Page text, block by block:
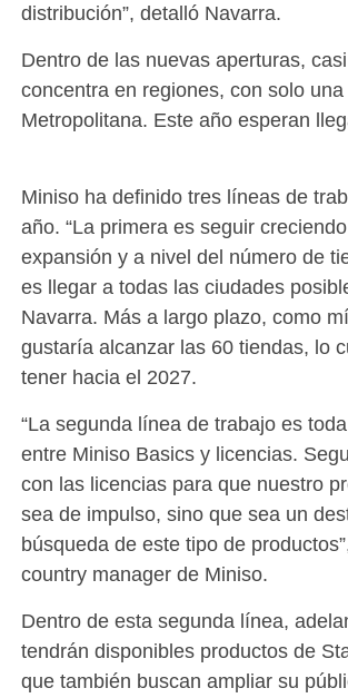
distribución”, detalló Navarra.
Dentro de las nuevas aperturas,
concentra en regiones, con solo
Metropolitana. Este año esperan
Miniso ha definido tres líneas de
año. “La primera es seguir
expansión y a nivel del número de
es llegar a todas las ciudades
Navarra. Más a largo plazo, como
gustaría alcanzar las 60 tiendas, lo
tener hacia el 2027.
“La segunda línea de trabajo es
entre Miniso Basics y licencias.
con las licencias para que nuestro
sea de impulso, sino que sea un
búsqueda de este tipo de
country manager de Miniso.
Dentro de esta segunda línea,
tendrán disponibles productos de
que también buscan ampliar su